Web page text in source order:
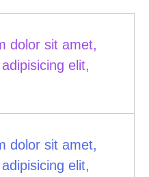
dolor sit amet,
elit,
dolor sit amet,
elit,